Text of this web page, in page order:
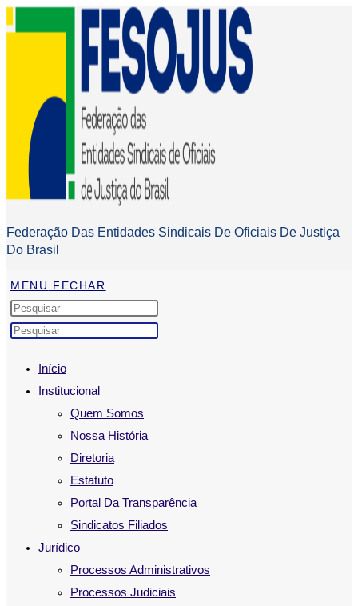
Federação Das Entidades Sindicais De Oficiais De Justiça
Do Brasil
MENU FECHAR
Início
Institucional
Quem Somos
Nossa História
Diretoria
Estatuto
Portal Da Transparência
Sindicatos Filiados
Jurídico
Processos Administrativos
Processos Judiciais